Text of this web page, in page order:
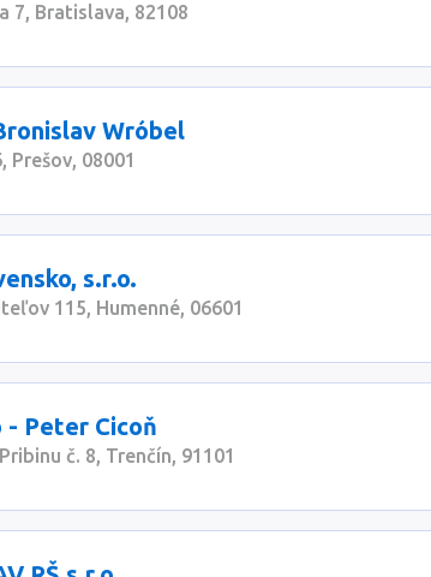
7, Bratislava, 82108
Wróbel
Prešov, 08001
s.r.o.
115, Humenné, 06601
Peter Cicoň
č. 8, Trenčín, 91101